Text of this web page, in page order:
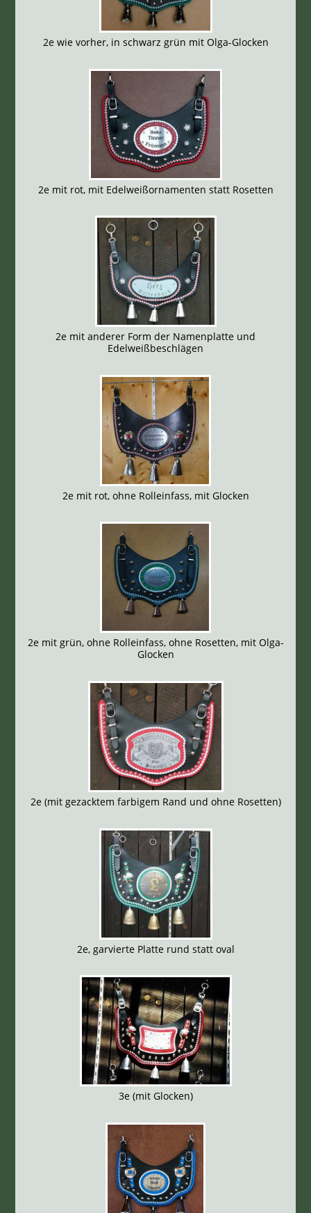
2e wie vorher, in schwarz grün mit Olga-Glocken
2e mit rot, mit Edelweißornamenten statt Rosetten
2e mit anderer Form der Namenplatte und
Edelweißbeschlägen
2e mit rot, ohne Rolleinfass, mit Glocken
2e mit grün, ohne Rolleinfass, ohne Rosetten, mit Olga-
Glocken
2e (mit gezacktem farbigem Rand und ohne Rosetten)
2e, garvierte Platte rund statt oval
3e (mit Glocken)